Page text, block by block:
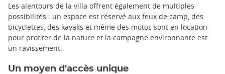
Les alentours de la villa offrent également de multiples
possibilités : un espace est réservé aux feux de camp, des
bicyclettes, des kayaks et même des motos sont en location
pour profiter de la nature et la campagne environnante est
un ravissement.
Un moyen d'accès unique